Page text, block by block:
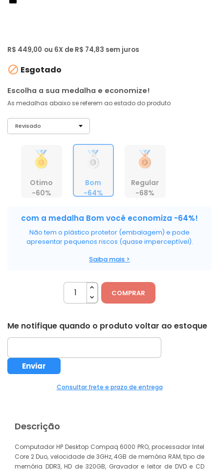
R$ 449,00 ou 6X de R$ 74,83 sem juros
 Esgotado
Escolha a sua medalha e economize!
As medalhas abaixo se referem ao estado do produto
Otimo
-60%
Bom
-64%
Regular
-68%
com a medalha Bom você economiza -64%!
Não tem o plástico protetor (embalagem) e pode
apresentar pequenos riscos (quase imperceptível).
Saiba mais >
COMPRAR
Me notifique quando o produto voltar ao estoque
Consultar frete e prazo de entrega
Descrição
Computador HP Desktop Compaq 6000 PRO, processador Intel
Core 2 Duo, velocidade de 3GHz, 4GB de memória RAM, tipo de
memória DDR3, HD de 320GB, Gravador e leitor de DVD e CD